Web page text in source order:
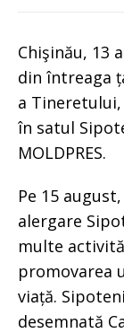
Chişinău, 13
din întreaga
a
în satul
MOLDPRES.
Pe 15
alergare
multe
promovarea
viață.
desemnată